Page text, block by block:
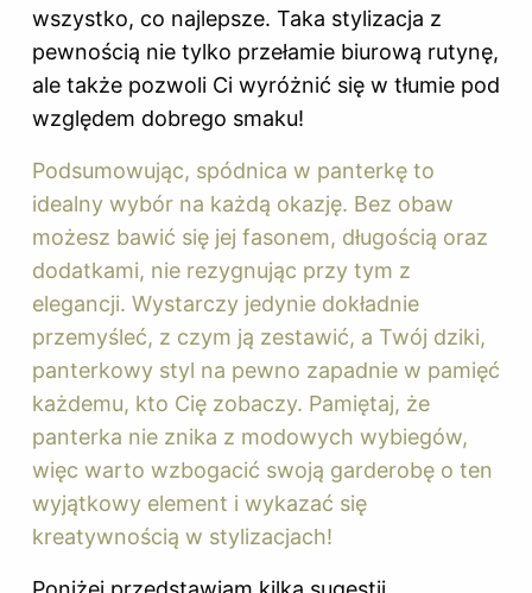
wszystko, co najlepsze. Taka stylizacja z
pewnością nie tylko przełamie biurową rutynę,
ale także pozwoli Ci wyróżnić się w tłumie pod
względem dobrego smaku!
Podsumowując, spódnica w panterkę to
idealny wybór na każdą okazję. Bez obaw
możesz bawić się jej fasonem, długością oraz
dodatkami, nie rezygnując przy tym z
elegancji. Wystarczy jedynie dokładnie
przemyśleć, z czym ją zestawić, a Twój dziki,
panterkowy styl na pewno zapadnie w pamięć
każdemu, kto Cię zobaczy. Pamiętaj, że
panterka nie znika z modowych wybiegów,
więc warto wzbogacić swoją garderobę o ten
wyjątkowy element i wykazać się
kreatywnością w stylizacjach!